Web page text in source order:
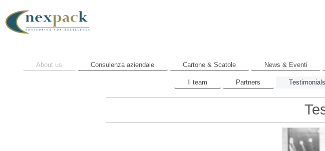
About us Consulenza aziendale Cartone & Scatole News & Eventi
Il team Partners Testimonials